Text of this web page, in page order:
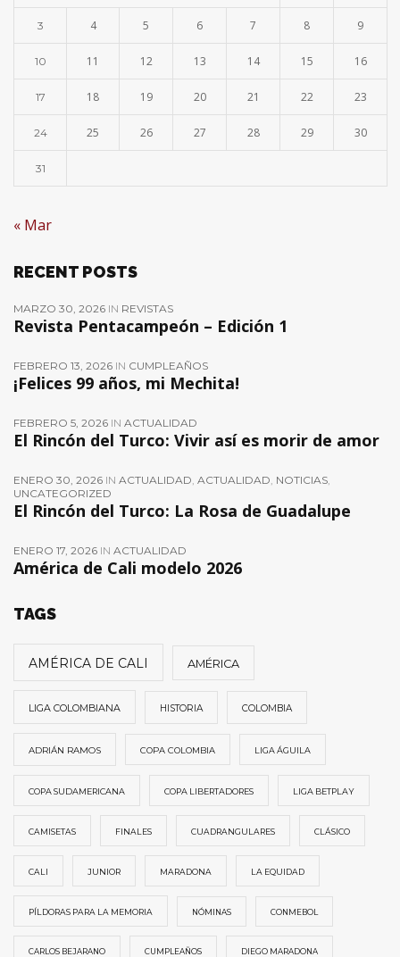
3 4 5 6 7 8 9
10 11 12 13 14 15 16
17 18 19 20 21 22 23
24 25 26 27 28 29 30
31
« Mar
RECENT POSTS
MARZO 30, 2026 IN REVISTAS
Revista Pentacampeón – Edición 1
FEBRERO 13, 2026 IN CUMPLEAÑOS
¡Felices 99 años, mi Mechita!
FEBRERO 5, 2026 IN ACTUALIDAD
El Rincón del Turco: Vivir así es morir de amor
ENERO 30, 2026 IN ACTUALIDAD, ACTUALIDAD, NOTICIAS,
UNCATEGORIZED
El Rincón del Turco: La Rosa de Guadalupe
ENERO 17, 2026 IN ACTUALIDAD
América de Cali modelo 2026
TAGS
AMÉRICA DE CALI AMÉRICA
LIGA COLOMBIANA HISTORIA COLOMBIA
ADRIÁN RAMOS COPA COLOMBIA LIGA ÁGUILA
COPA SUDAMERICANA COPA LIBERTADORES LIGA BETPLAY
CAMISETAS FINALES CUADRANGULARES CLÁSICO
CALI JUNIOR MARADONA LA EQUIDAD
PÍLDORAS PARA LA MEMORIA NÓMINAS CONMEBOL
CARLOS BEJARANO CUMPLEAÑOS DIEGO MARADONA